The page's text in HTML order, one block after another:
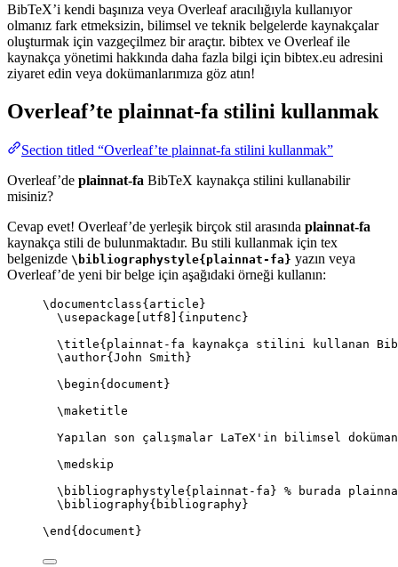
BibTeX’i kendi başınıza veya Overleaf aracılığıyla kullanıyor
olmanız fark etmeksizin, bilimsel ve teknik belgelerde kaynakçalar
oluşturmak için vazgeçilmez bir araçtır. bibtex ve Overleaf ile
kaynakça yönetimi hakkında daha fazla bilgi için bibtex.eu adresini
ziyaret edin veya dokümanlarımıza göz atın!
Overleaf’te plainnat-fa stilini kullanmak
Section titled “Overleaf’te plainnat-fa stilini kullanmak”
Overleaf’de plainnat-fa BibTeX kaynakça stilini kullanabilir
misiniz?
Cevap evet! Overleaf’de yerleşik birçok stil arasında plainnat-fa
kaynakça stili de bulunmaktadır. Bu stili kullanmak için tex
belgenizde \bibliographystyle{plainnat-fa} yazın veya
Overleaf’de yeni bir belge için aşağıdaki örneği kullanın:
\documentclass{ article }
\usepackage
utf8 ]{ inputenc }
\title{plainnat-fa kaynakça stilini kullanan
\author{John Smith}
\begin{ document }
\maketitle
Yapılan son çalışmalar LaTeX'in bilimsel
\medskip
\bibliographystyle{plainnat-fa} % burada
\bibliography{bibliography}
\end { document }